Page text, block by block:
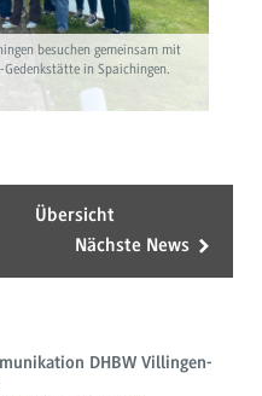
besuchen gemeinsam mit
in Spaichingen.
Übersicht
Nächste News
DHBW Villingen-